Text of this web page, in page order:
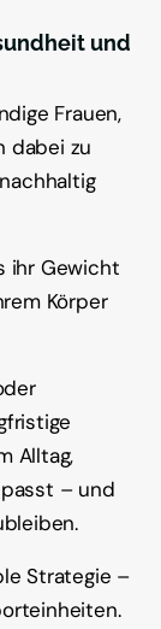
und
dabei
nachhaltig
ihr
Körper
oder
passt –
Strategie
Sporteinheiten.